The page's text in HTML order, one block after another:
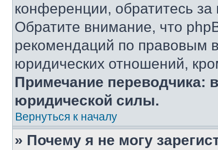
конференции, обратитесь
Обратите внимание, что
рекомендаций по правовым
юридических отношений,
Примечание переводчика:
юридической силы.
Вернуться к началу
» Почему я не могу